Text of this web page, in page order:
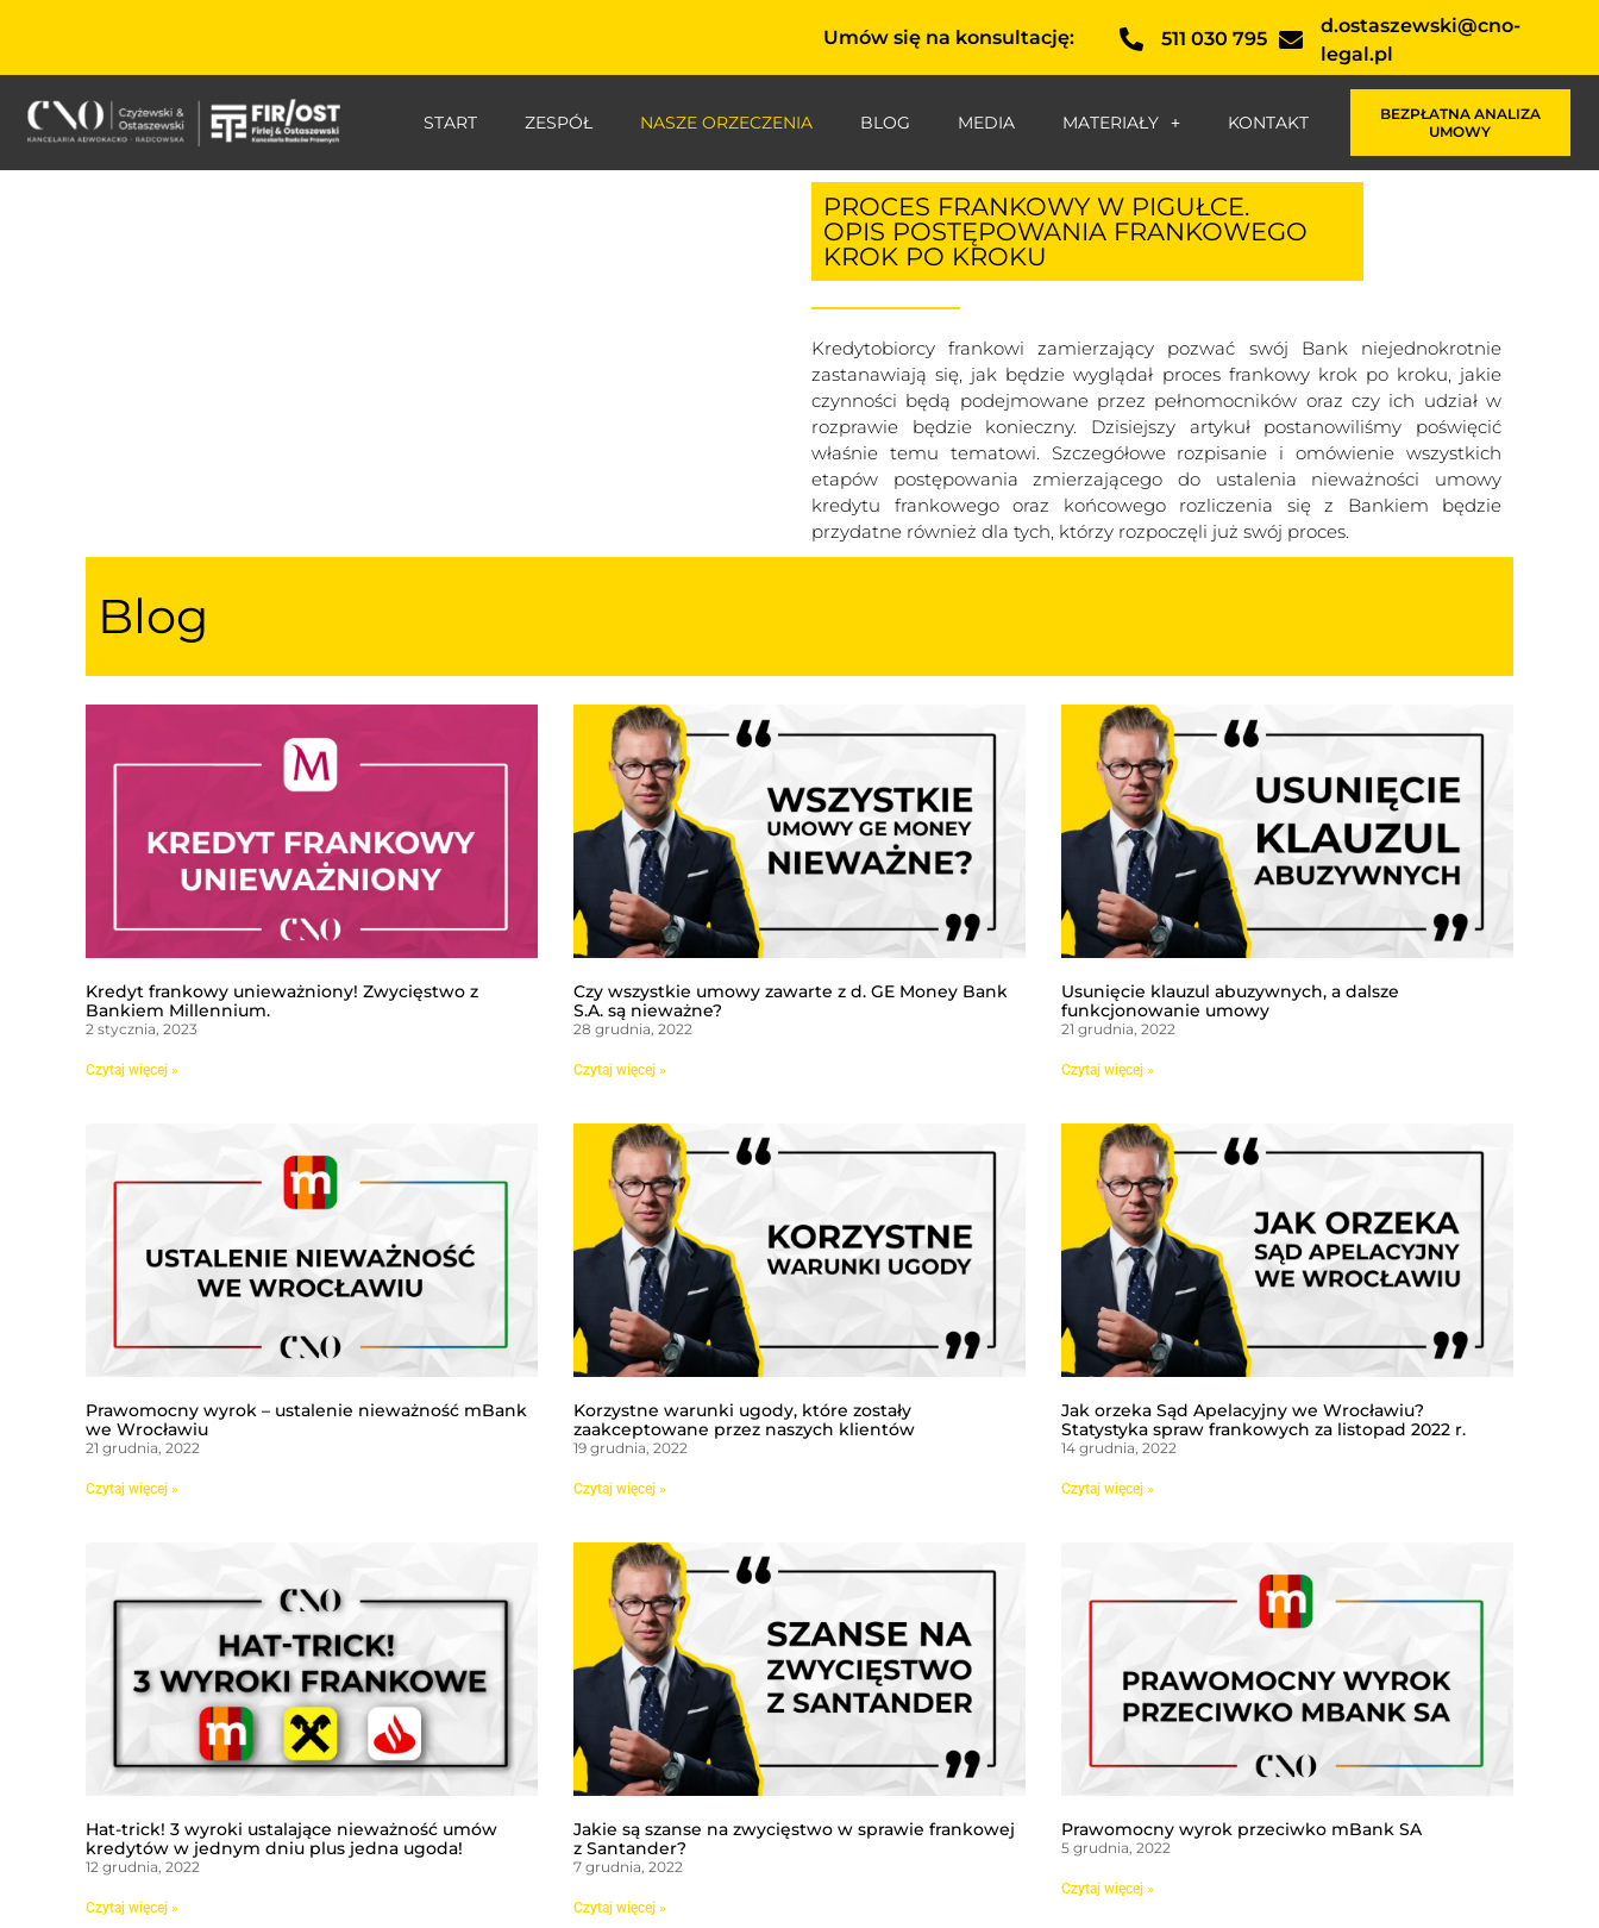
Umów się na konsultację: 511 030 795
d.ostaszewski@cno-
legal.pl
START ZESPÓŁ NASZE ORZECZENIA BLOG MEDIA MATERIAŁY KONTAKT
BEZPŁATNA ANALIZA
UMOWY
PROCES FRANKOWY W PIGUŁCE.
OPIS POSTĘPOWANIA FRANKOWEGO
KROK PO KROKU
Kredytobiorcy frankowi zamierzający pozwać swój Bank niejednokrotnie
zastanawiają się, jak będzie wyglądał proces frankowy krok po kroku, jakie
czynności będą podejmowane przez pełnomocników oraz czy ich udział w
rozprawie będzie konieczny. Dzisiejszy artykuł postanowiliśmy poświęcić
właśnie temu tematowi. Szczegółowe rozpisanie i omówienie wszystkich
etapów postępowania zmierzającego do ustalenia nieważności umowy
kredytu frankowego oraz końcowego rozliczenia się z Bankiem będzie
przydatne również dla tych, którzy rozpoczęli już swój proces.
Blog
Kredyt frankowy unieważniony! Zwycięstwo z
Bankiem Millennium.
2 stycznia, 2023
Czytaj więcej »
Czy wszystkie umowy zawarte z d. GE Money Bank
S.A. są nieważne?
28 grudnia, 2022
Czytaj więcej »
Usunięcie klauzul abuzywnych, a dalsze
funkcjonowanie umowy
21 grudnia, 2022
Czytaj więcej »
Prawomocny wyrok – ustalenie nieważność mBank
we Wrocławiu
21 grudnia, 2022
Czytaj więcej »
Korzystne warunki ugody, które zostały
zaakceptowane przez naszych klientów
19 grudnia, 2022
Czytaj więcej »
Jak orzeka Sąd Apelacyjny we Wrocławiu?
Statystyka spraw frankowych za listopad 2022 r.
14 grudnia, 2022
Czytaj więcej »
Hat-trick! 3 wyroki ustalające nieważność umów
kredytów w jednym dniu plus jedna ugoda!
12 grudnia, 2022
Czytaj więcej »
Jakie są szanse na zwycięstwo w sprawie frankowej
z Santander?
7 grudnia, 2022
Czytaj więcej »
Prawomocny wyrok przeciwko mBank SA
5 grudnia, 2022
Czytaj więcej »